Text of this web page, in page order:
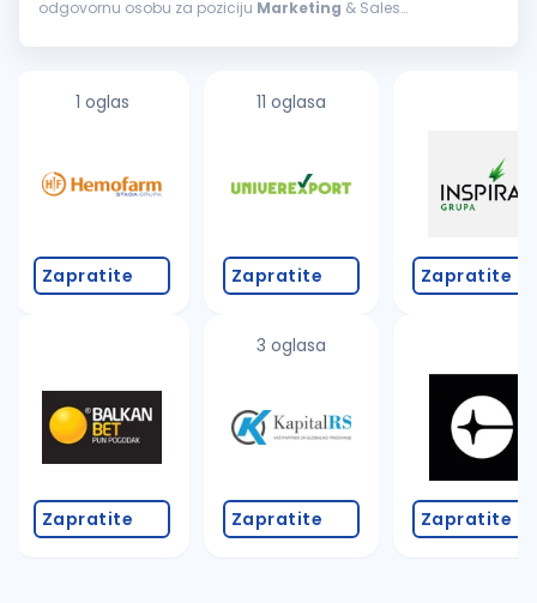
odgovornu osobu za poziciju Marketing & Sales
lepote i savremenog...
1 oglas
Zapratite
Zapratite
11 oglasa
Zapratite
3 oglasa
Zapratite
Zapratite
Zapratite